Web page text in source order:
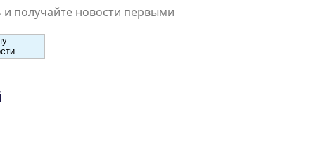
получайте новости первыми